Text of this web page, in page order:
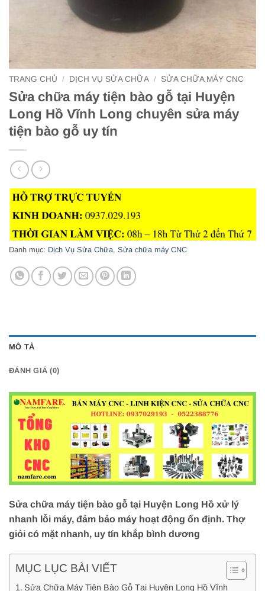
TRANG CHỦ / DỊCH VỤ SỬA CHỮA / SỬA CHỮA MÁY CNC
Sửa chữa máy tiện bào gỗ tại Huyện
Long Hồ Vĩnh Long chuyên sửa máy
tiện bào gỗ uy tín
Danh mục: Dịch Vụ Sửa Chữa, Sửa chữa máy CNC
MÔ TẢ
ĐÁNH GIÁ (0)
Sửa chữa máy tiện bào gỗ tại Huyện Long Hồ xử lý
nhanh lỗi máy, đảm bảo máy hoạt động ổn định. Thợ
giỏi có mặt nhanh, uy tín khắp bình dương
MỤC LỤC BÀI VIẾT
Sửa Chữa Máy Tiện Bào Gỗ Tại Huyện Long Hồ Vĩnh